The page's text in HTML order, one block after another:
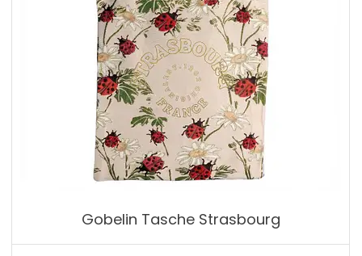
Gobelin Tasche Strasbourg